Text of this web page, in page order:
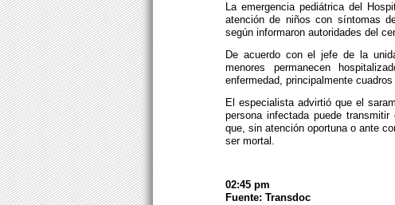
La emergencia pediátrica del
atención de niños con síntomas
según informaron autoridades del
De acuerdo con el jefe de la
menores permanecen
enfermedad, principalmente
El especialista advirtió que el
persona infectada puede
que, sin atención oportuna o ante
ser mortal.
02:45 pm
Fuente: Transdoc